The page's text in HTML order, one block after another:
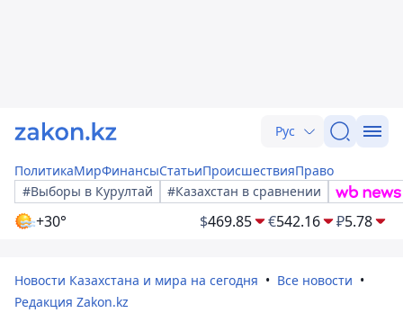
Рус
ПолитикаМирФинансыСтатьиПроисшествияПраво
#Выборы в Курултай
#Казахстан в сравнении
+30° $469.85 €542.16 ₽5.78
Новости Казахстана и мира на сегодня
Все новости
Редакция Zakon.kz